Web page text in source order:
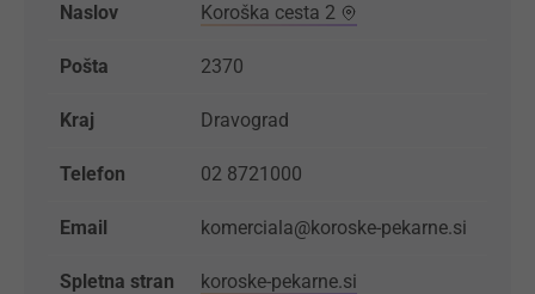
Naslov Koroška cesta 2
Pošta 2370
Kraj Dravograd
Telefon 02 8721000
Email komerciala@koroske-pekarne.si
Spletna stran koroske-pekarne.si